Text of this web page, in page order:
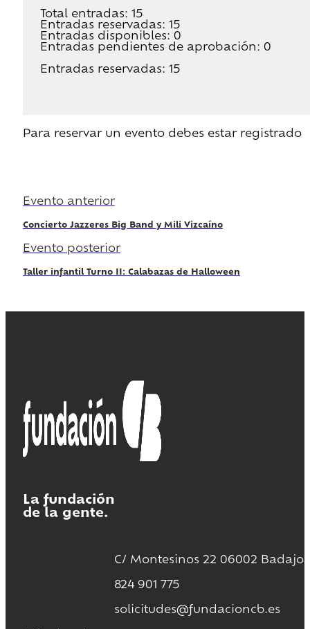
Total entradas: 15
Entradas reservadas: 15
Entradas disponibles: 0
Entradas pendientes de aprobación: 0
Entradas reservadas: 15
Para reservar un evento debes estar registrado
Evento anterior
Concierto Jazzeres Big Band y Mili Vizcaíno
Evento posterior
Taller infantil Turno II: Calabazas de Halloween
La fundación
de la gente.
C/ Montesinos 22 06002 Badajoz
824 901 775
solicitudes@fundacioncb.es